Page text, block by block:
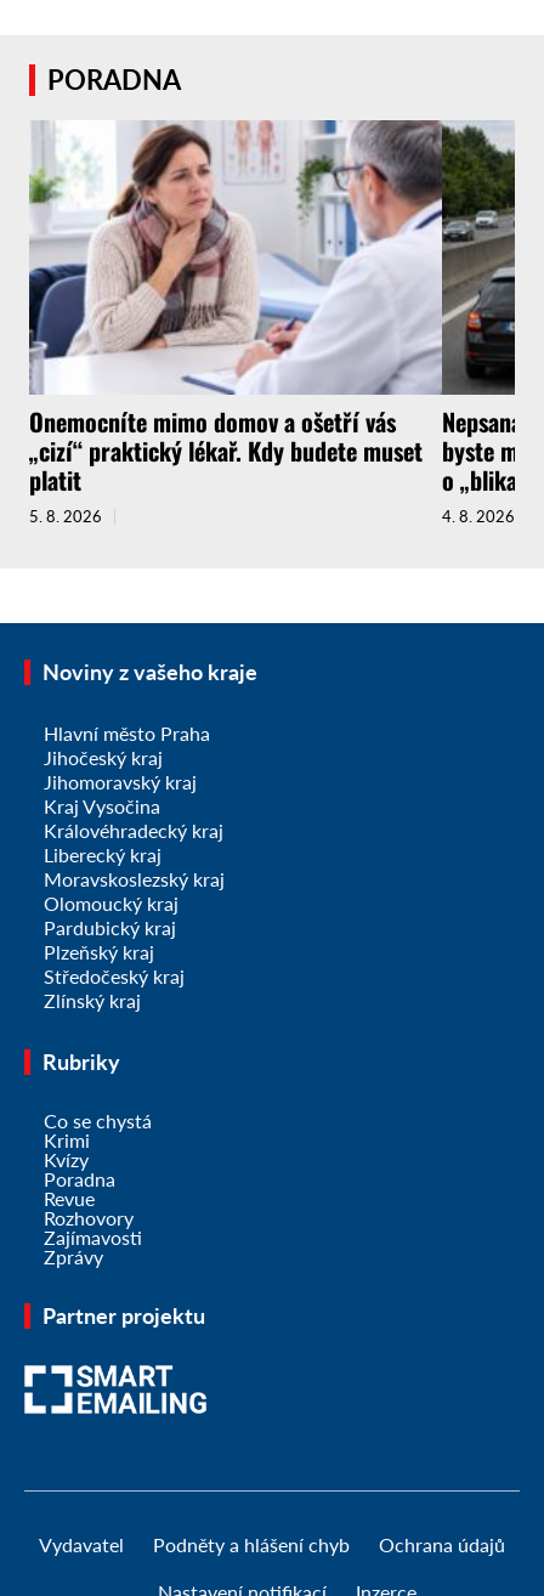
PORADNA
Onemocníte mimo domov a ošetří vás
„cizí“ praktický lékař. Kdy budete muset
platit
5. 8. 2026
Nepsaná
byste
o
4. 8. 2026
Noviny z vašeho kraje
Hlavní město Praha
Jihočeský kraj
Jihomoravský kraj
Kraj Vysočina
Královéhradecký kraj
Liberecký kraj
Moravskoslezský kraj
Olomoucký kraj
Pardubický kraj
Plzeňský kraj
Středočeský kraj
Zlínský kraj
Rubriky
Co se chystá
Krimi
Kvízy
Poradna
Revue
Rozhovory
Zajímavosti
Zprávy
Partner projektu
Vydavatel Podněty a hlášení chyb Ochrana údajů